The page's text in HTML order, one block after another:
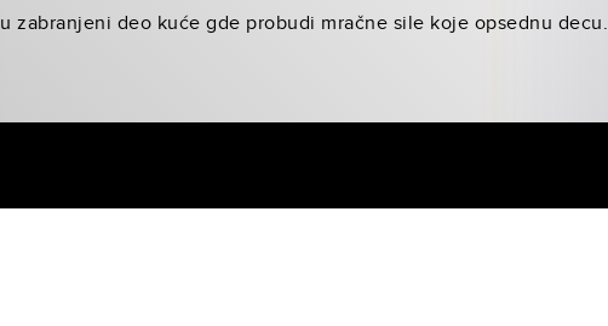
zabranjeni deo kuće gde probudi mračne sile koje opsednu decu.